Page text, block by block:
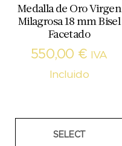
Medalla de Oro Virgen
Milagrosa 18 mm Bisel
Facetado
550,00 €
IVA
Incluido
SELECT